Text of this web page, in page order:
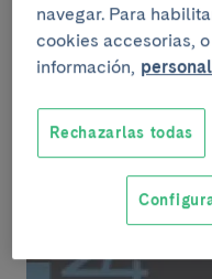
navegar. Para
cookies accesorias,
información,
Rechazarlas todas